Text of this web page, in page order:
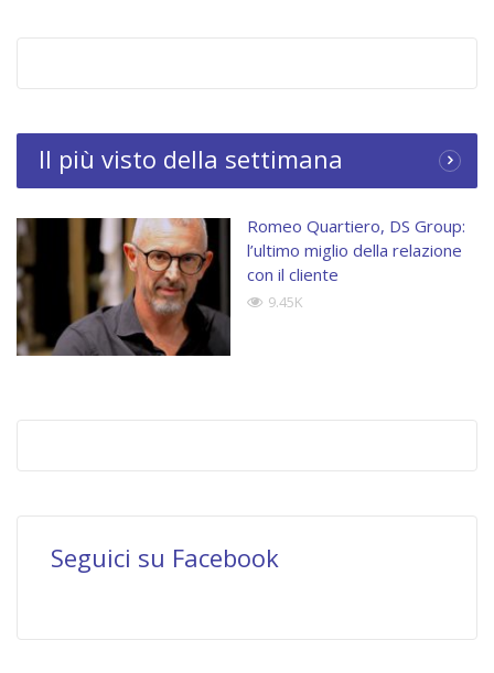
Il più visto della settimana
Romeo Quartiero, DS Group:
l’ultimo miglio della relazione
con il cliente
9.45K
Seguici su Facebook